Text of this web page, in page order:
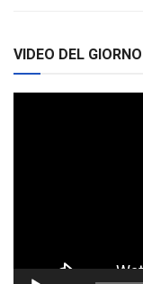
VIDEO DEL GIORNO